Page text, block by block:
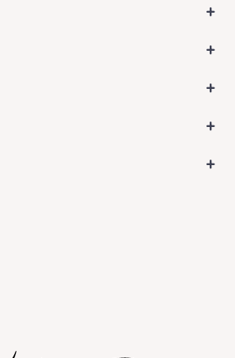
+
+
+
+
+